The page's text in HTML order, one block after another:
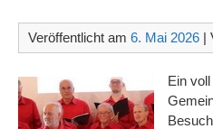
Veröffentlicht am 6. Mai 2026 |
Ein